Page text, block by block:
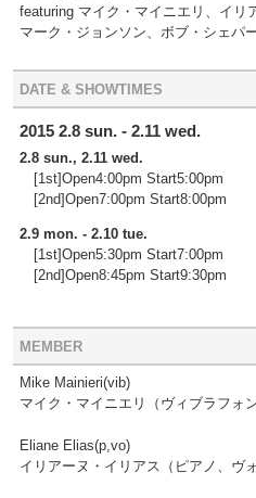
featuring マイク・マイニエリ、イリ
マーク・ジョンソン、ボブ・シェパ
DATE & SHOWTIMES
2015 2.8 sun. - 2.11 wed.
2.8 sun., 2.11 wed.
[1st]Open4:00pm Start5:00pm
[2nd]Open7:00pm Start8:00pm
2.9 mon. - 2.10 tue.
[1st]Open5:30pm Start7:00pm
[2nd]Open8:45pm Start9:30pm
MEMBER
Mike Mainieri(vib)
マイク・マイニエリ（ヴィブラフォン
Eliane Elias(p,vo)
イリアーヌ・イリアス（ピアノ、ヴ